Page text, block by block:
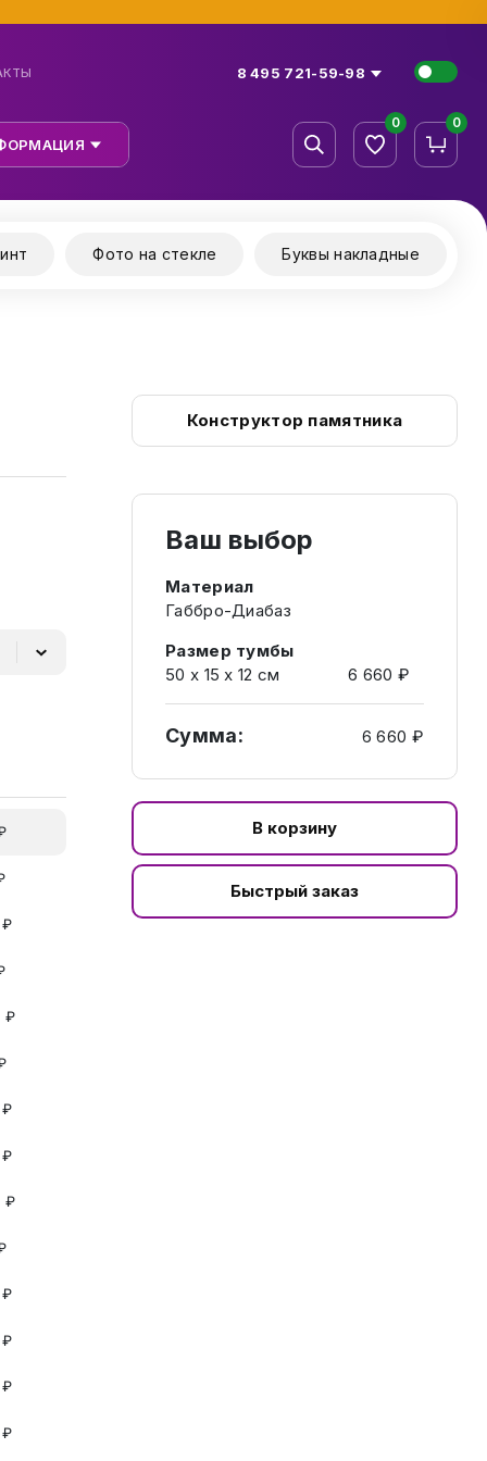
8 495 721-59-98
0 0
Фото на стекле Буквы накладные
Конструктор памятника
₽
₽
₽
₽
₽
₽
₽
₽
₽
Ваш выбор
Материал
Габбро-Диабаз
Размер тумбы
50 х 15 х 12 см
6 660 ₽
Сумма: 6 660 ₽
В корзину
Быстрый заказ